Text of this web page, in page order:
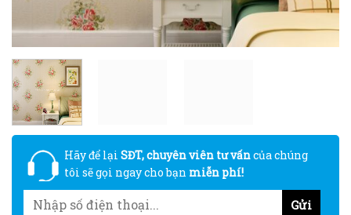
Hãy để lại SĐT, chuyên viên tư vấncủa chúng
tôi sẽ gọi ngay cho bạn miễn phí!